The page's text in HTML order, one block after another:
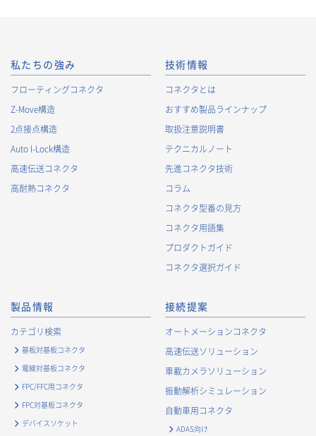
私たちの強み
フローティングコネクタ
Z-Move構造
2点接点構造
Auto I-Lock構造
高速伝送コネクタ
高耐熱コネクタ
技術情報
コネクタとは
おすすめ製品ラインナップ
取扱注意説明書
テクニカルノート
先進コネクタ技術
コラム
コネクタ型番の見方
コネクタ用語集
プロダクトガイド
コネクタ選択ガイド
製品情報
カテゴリ検索
基板対基板コネクタ
電線対基板コネクタ
FPC/FFC用コネクタ
FPC対基板コネクタ
デバイスソケット
接続提案
オートメーションコネクタ
高速伝送ソリューション
車載カメラソリューション
振動解析シミュレーション
自動車用コネクタ
ADAS向け